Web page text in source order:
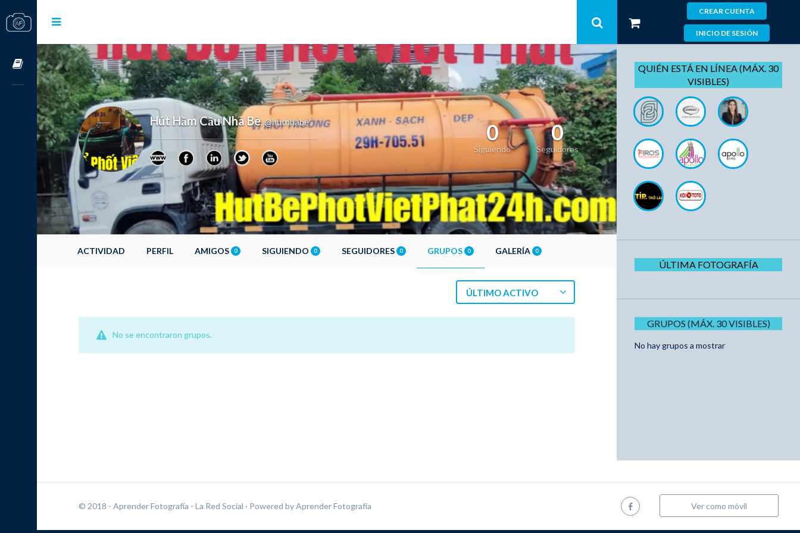
CREAR CUENTA
INICIO DE SESIÓN
Cursos OnLine
Hút Hầm Cầu Nhà Bè, @hutnhabe 0
Siguiendo
0
Seguidores
ACTIVIDAD PERFIL AMIGOS 0 SIGUIENDO 0 SEGUIDORES 0 GRUPOS 0 GALERÍA 0
ÚLTIMO ACTIVO
No se encontraron grupos.
QUIÉN ESTÁ EN LÍNEA (MÁX. 30
VISIBLES)
ÚLTIMA FOTOGRAFÍA
GRUPOS (MÁX. 30 VISIBLES)
No hay grupos a mostrar
© 2018 - Aprender Fotografía - La Red Social · Powered byAprender Fotografía